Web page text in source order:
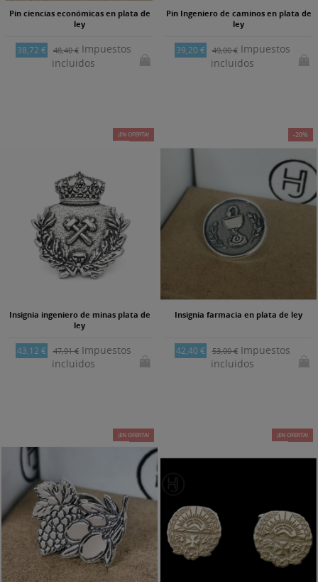
Pin ciencias económicas en plata de
ley
38,72 € 48,40 €Impuestos
incluidos
Pin Ingeniero de caminos en plata de
ley
39,20 € 49,00 €Impuestos
incluidos
-10%
¡EN OFERTA!
Insignia ingeniero de minas plata de
ley
43,12 € 47,91 €Impuestos
incluidos
-20%
Insignia farmacia en plata de ley
42,40 € 53,00 €Impuestos
incluidos
-18%
¡EN OFERTA! -18%
¡EN OFERTA!